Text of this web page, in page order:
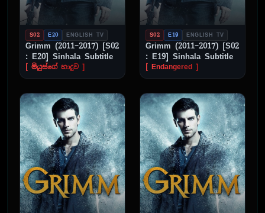
S02 E20 ENGLISH TV
Grimm (2011–2017) [S02
: E20] Sinhala Subtitle
[ මියුස්ගේ හාදුව ]
S02 E19 ENGLISH TV
Grimm (2011–2017) [S02
: E19] Sinhala Subtitle
[ Endangered ]